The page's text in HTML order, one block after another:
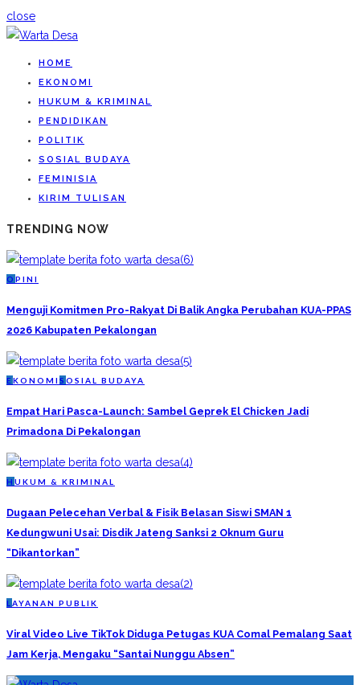
close
HOME
EKONOMI
HUKUM & KRIMINAL
PENDIDIKAN
POLITIK
SOSIAL BUDAYA
FEMINISIA
KIRIM TULISAN
TRENDING NOW
O PINI
Menguji Komitmen Pro-Rakyat Di Balik Angka Perubahan KUA-PPAS
2026 Kabupaten Pekalongan
EKONOMI S OSIAL BUDAYA
Empat Hari Pasca-Launch: Sambel Geprek El Chicken Jadi
Primadona Di Pekalongan
H UKUM & KRIMINAL
Dugaan Pelecehan Verbal & Fisik Belasan Siswi SMAN 1
Kedungwuni Usai: Disdik Jateng Sanksi 2 Oknum Guru
“Dikantorkan”
L AYANAN PUBLIK
Viral Video Live TikTok Diduga Petugas KUA Comal Pemalang Saat
Jam Kerja, Mengaku “Santai Nunggu Absen”